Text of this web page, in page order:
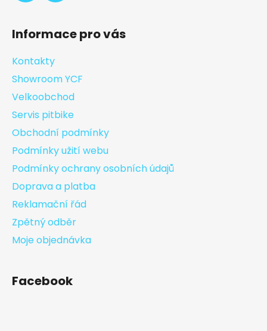
Informace pro vás
Kontakty
Showroom YCF
Velkoobchod
Servis pitbike
Obchodní podmínky
Podmínky užití webu
Podmínky ochrany osobních údajů
Doprava a platba
Reklamační řád
Zpětný odběr
Moje objednávka
Facebook